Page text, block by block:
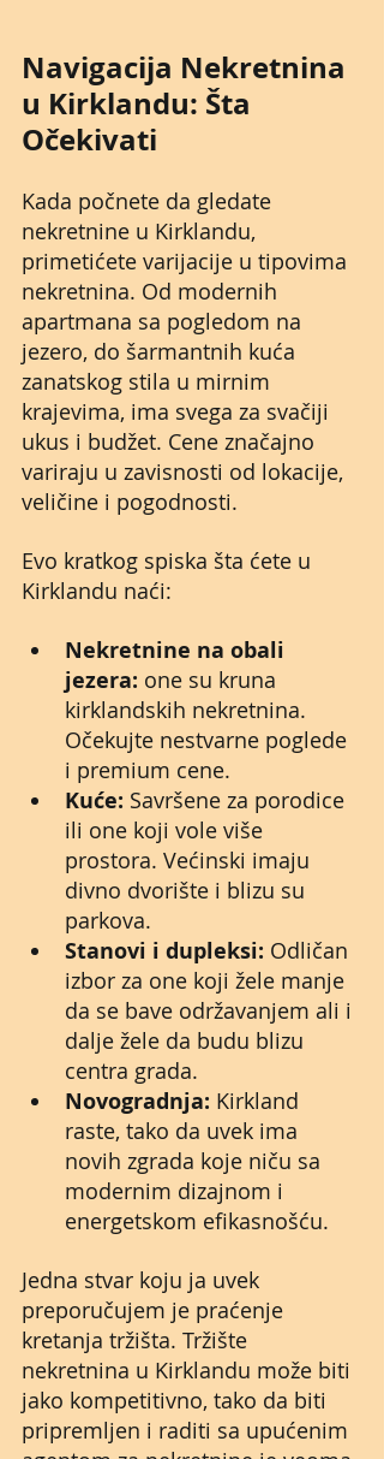
Navigacija Nekretnina
u Kirklandu: Šta
Očekivati
Kada počnete da gledate
nekretnine u Kirklandu,
primetićete varijacije u tipovima
nekretnina. Od modernih
apartmana sa pogledom na
jezero, do šarmantnih kuća
zanatskog stila u mirnim
krajevima, ima svega za svačiji
ukus i budžet. Cene značajno
variraju u zavisnosti od lokacije,
veličine i pogodnosti.
Evo kratkog spiska šta ćete u
Kirklandu naći:
Nekretnine na obali
jezera: one su kruna
kirklandskih nekretnina.
Očekujte nestvarne poglede
i premium cene.
Kuće: Savršene za porodice
ili one koji vole više
prostora. Većinski imaju
divno dvorište i blizu su
parkova.
Stanovi i dupleksi: Odličan
izbor za one koji žele manje
da se bave održavanjem ali i
dalje žele da budu blizu
centra grada.
Novogradnja: Kirkland
raste, tako da uvek ima
novih zgrada koje niču sa
modernim dizajnom i
energetskom efikasnošću.
Jedna stvar koju ja uvek
preporučujem je praćenje
kretanja tržišta. Tržište
nekretnina u Kirklandu može biti
jako kompetitivno, tako da biti
pripremljen i raditi sa upućenim